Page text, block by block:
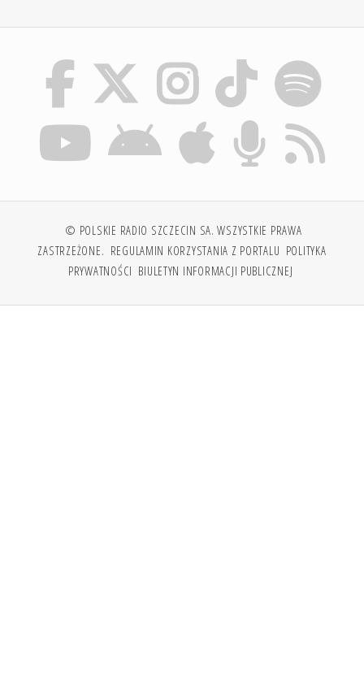
© POLSKIE RADIO SZCZECIN SA. WSZYSTKIE PRAWA
ZASTRZEŻONE. REGULAMIN KORZYSTANIA Z PORTALU POLITYKA
PRYWATNOŚCI BIULETYN INFORMACJI PUBLICZNEJ